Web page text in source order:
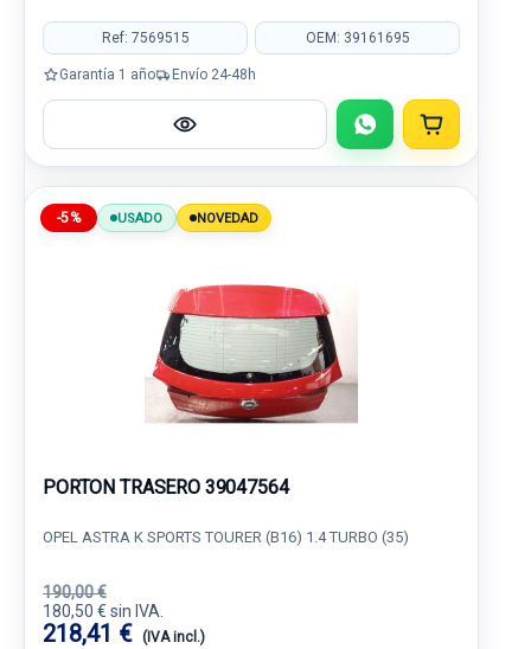
Ref: 7569515 OEM: 39161695
Garantía 1 año Envío 24-48h
-5% USADO NOVEDAD
PORTON TRASERO 39047564
OPEL ASTRA K SPORTS TOURER (B16) 1.4 TURBO (35)
190,00 €
180,50 € sin IVA.
218,41 € (IVA incl.)